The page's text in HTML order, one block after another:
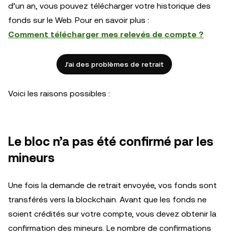
d’un an, vous pouvez télécharger votre historique des
fonds sur le Web. Pour en savoir plus :
Comment télécharger mes relevés de compte ?
J'ai des problèmes de retrait
Voici les raisons possibles :
Le bloc n’a pas été confirmé par les
mineurs
Une fois la demande de retrait envoyée, vos fonds sont
transférés vers la blockchain. Avant que les fonds ne
soient crédités sur votre compte, vous devez obtenir la
confirmation des mineurs. Le nombre de confirmations